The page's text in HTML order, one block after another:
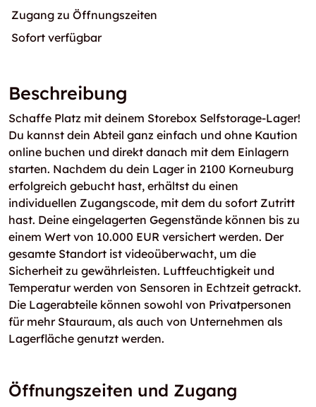
Zugang zu Öffnungszeiten
Sofort verfügbar
Beschreibung
Schaffe Platz mit deinem Storebox Selfstorage-Lager!
Du kannst dein Abteil ganz einfach und ohne Kaution
online buchen und direkt danach mit dem Einlagern
starten. Nachdem du dein Lager in 2100 Korneuburg
erfolgreich gebucht hast, erhältst du einen
individuellen Zugangscode, mit dem du sofort Zutritt
hast. Deine eingelagerten Gegenstände können bis zu
einem Wert von 10.000 EUR versichert werden. Der
gesamte Standort ist videoüberwacht, um die
Sicherheit zu gewährleisten. Luftfeuchtigkeit und
Temperatur werden von Sensoren in Echtzeit getrackt.
Die Lagerabteile können sowohl von Privatpersonen
für mehr Stauraum, als auch von Unternehmen als
Lagerfläche genutzt werden.
Öffnungszeiten und Zugang